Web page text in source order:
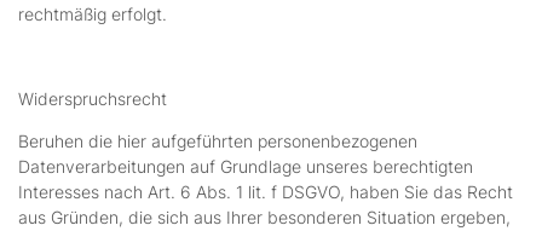
rechtmäßig erfolgt.
Widerspruchsrecht
Beruhen die hier aufgeführten personenbezogenen
Datenverarbeitungen auf Grundlage unseres berechtigten
Interesses nach Art. 6 Abs. 1 lit. f DSGVO, haben Sie das Recht
aus Gründen, die sich aus Ihrer besonderen Situation ergeben,